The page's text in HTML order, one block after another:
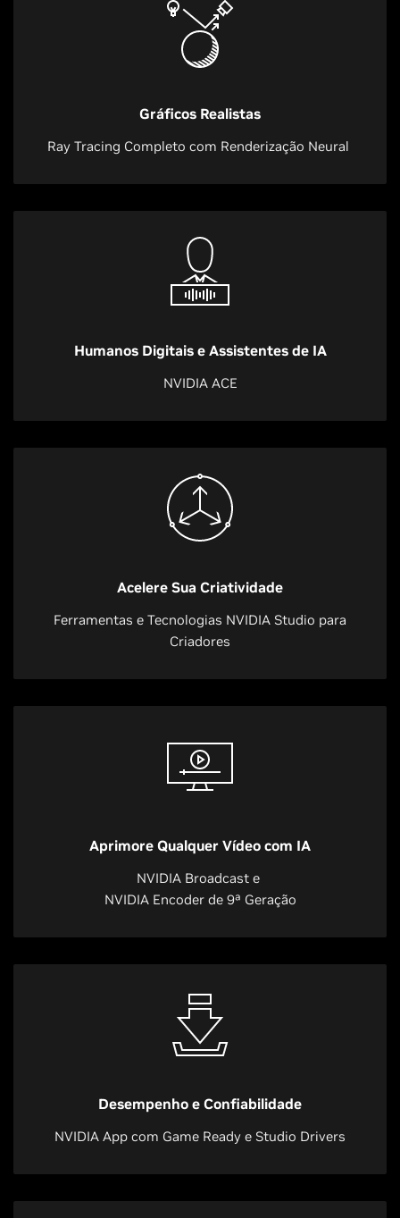
Gráficos Realistas
Ray Tracing Completo com Renderização Neural
Humanos Digitais e Assistentes de IA
NVIDIA ACE
Acelere Sua Criatividade
Ferramentas e Tecnologias NVIDIA Studio para
Criadores
Aprimore Qualquer Vídeo com IA
NVIDIA Broadcast e
NVIDIA Encoder de 9ª Geração
Desempenho e Confiabilidade
NVIDIA App com Game Ready e Studio Drivers